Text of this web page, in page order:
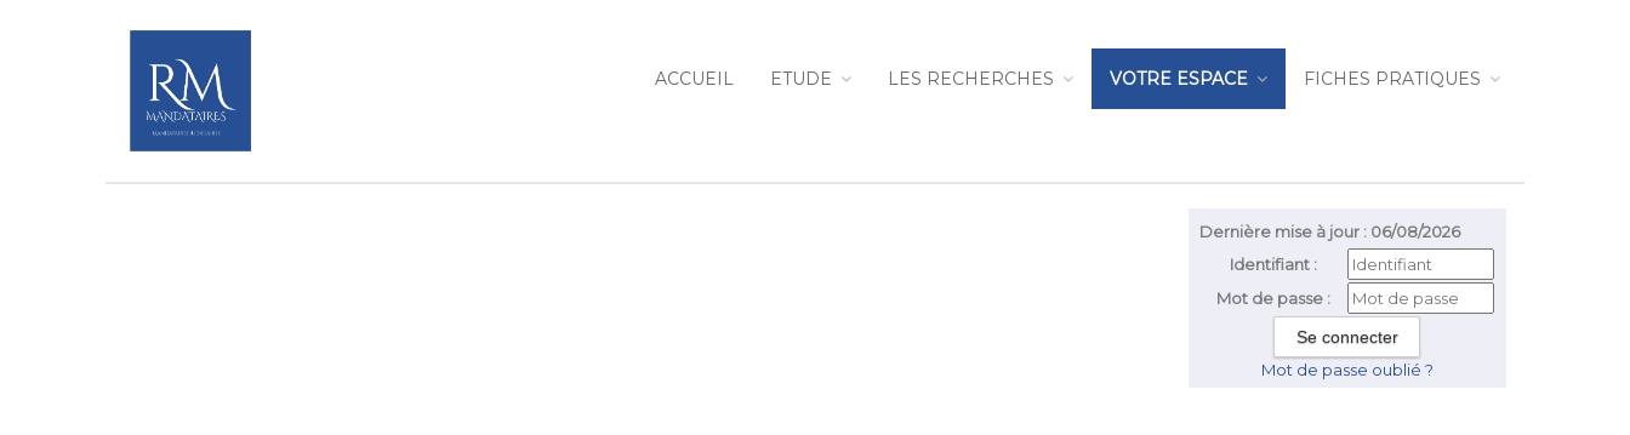
ACCUEIL ETUDE LES RECHERCHES VOTRE ESPACE FICHES PRATIQUES
Dernière mise à jour : 06/08/2026
Identifiant :
Mot de passe :
Mot de passe oublié ?